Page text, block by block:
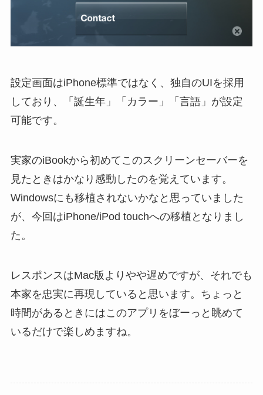
設定画面はiPhone標準ではなく、独自のUIを採用
しており、「誕生年」「カラー」「言語」が設定
可能です。
実家のiBookから初めてこのスクリーンセーバーを
見たときはかなり感動したのを覚えています。
Windowsにも移植されないかなと思っていました
が、今回はiPhone/iPod touchへの移植となりまし
た。
レスポンスはMac版よりやや遅めですが、それでも
本家を忠実に再現していると思います。ちょっと
時間があるときにはこのアプリをぼーっと眺めて
いるだけで楽しめますね。